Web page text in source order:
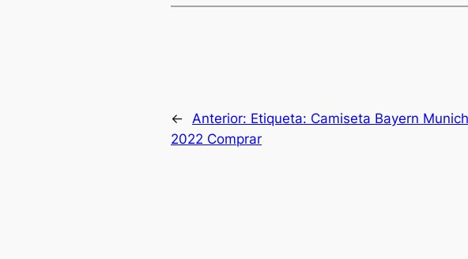
← Anterior: Etiqueta: Camiseta Bayern Munich
2022 Comprar